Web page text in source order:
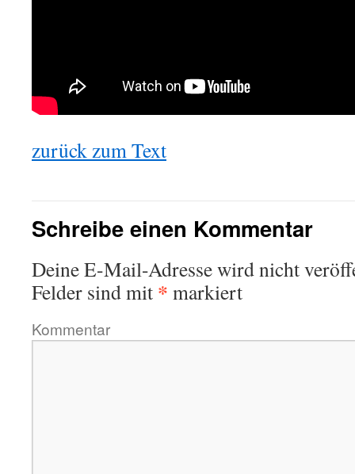
zurück zum Text
Schreibe einen Kommentar
Deine E-Mail-Adresse wird nicht
Felder sind mit * markiert
Kommentar